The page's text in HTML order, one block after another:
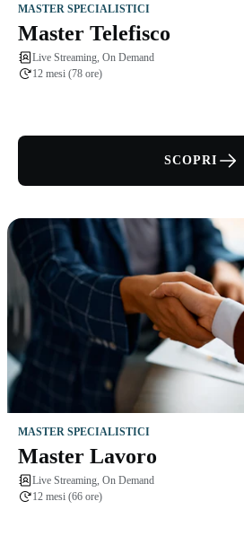
MASTER SPECIALISTICI
Master Telefisco
Live Streaming, On Demand
12 mesi (78 ore)
SCOPRI
MASTER SPECIALISTICI
Master Lavoro
Live Streaming, On Demand
12 mesi (66 ore)